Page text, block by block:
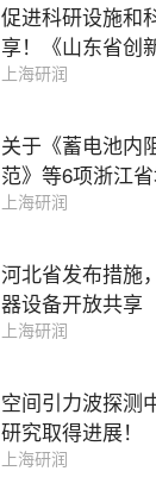
促进科研设施和
享！《山东省创
法》发布！
上海研润
关于《蓄电池内
范》等6项浙江
范拟发布
上海研润
河北省发布措施
器设备开放共享
上海研润
空间引力波探测
研究取得进展！
上海研润